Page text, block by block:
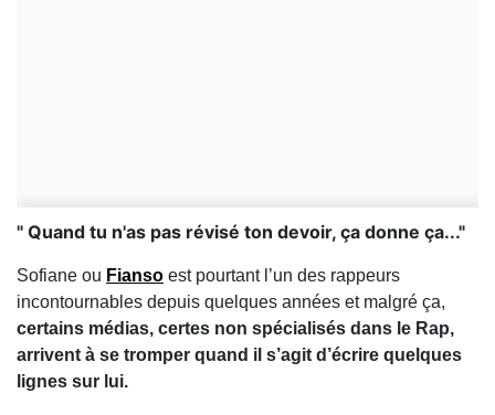
" Quand tu n'as pas révisé ton devoir, ça donne ça..."
Sofiane ou Fianso est pourtant l’un des rappeurs
incontournables depuis quelques années et malgré ça,
certains médias, certes non spécialisés dans le Rap,
arrivent à se tromper quand il s’agit d’écrire quelques
lignes sur lui.